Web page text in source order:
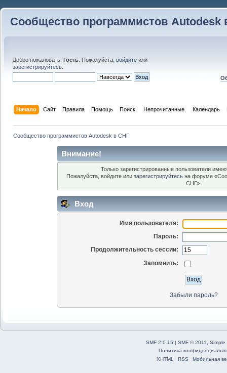
Сообщество программистов Autodesk
Добро пожаловать, Гость . Пожалуйста, войдите или
зарегистрируйтесь
Начало Сайт Правила Помощь Поиск Непрочитанные Календарь
Сообщество программистов Autodesk в СНГ
Внимание!
Только зарегистрированные пользователи
Пожалуйста, войдите или зарегистрируйтесь на форуме
СНГ».
Вход
Имя пользователя:
Пароль:
Продолжительность сессии:
Запомнить:
Забыли пароль?
SMF 2.0.15 | SMF © 2011
Simple
Политика
XHTML
RSS Мобильная